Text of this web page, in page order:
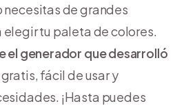
necesitas de grandes
tu paleta de colores.
el generador que desarrolló
gratis, fácil de usar y
¡Hasta puedes